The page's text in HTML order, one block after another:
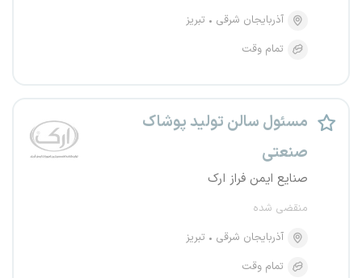
آذربایجان شرقی
تبریز
تمام وقت
مسئول سالن تولید پوشاک
صنعتی
صنایع ایمن فراز ارک
منقضی شده
آذربایجان شرقی
تبریز
تمام وقت